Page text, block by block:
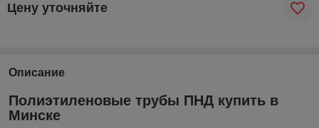
Цену уточняйте
Описание
Полиэтиленовые трубы ПНД купить в
Минске